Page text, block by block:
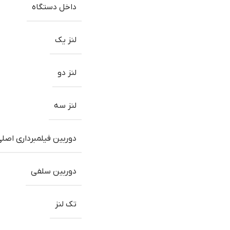
داخل دستگاه
لنز یک
لنز دو
لنز سه
دوربین فیلمبرداری
دوربین سلفی
تک لنز